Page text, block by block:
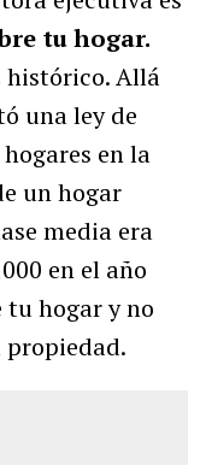
tu hogar.
histórico. Allá
una ley de
en la
un hogar
media era
en el año
tu hogar y no
propiedad.